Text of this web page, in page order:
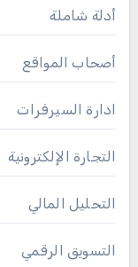
أدلة شاملة
أصحاب المواقع
ادارة السيرفرات
التجارة الإلكترونية
التحليل المالي
التسويق الرقمي